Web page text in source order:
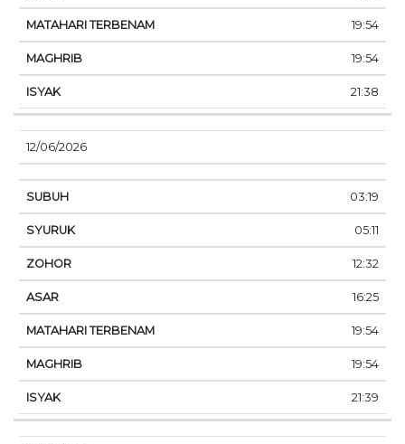
19:54
19:54
21:38
12/06/2026
03:19
05:11
12:32
16:25
19:54
19:54
21:39